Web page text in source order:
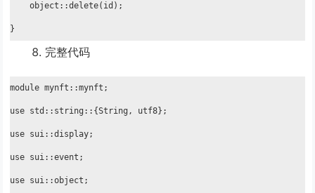
    object::delete(id);
}
完整代码
module mynft::mynft;
use std::string::{String, utf8};
use sui::display;
use sui::event;
use sui::object;